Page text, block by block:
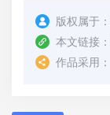
版权属于：
本文链接：
作品采用：